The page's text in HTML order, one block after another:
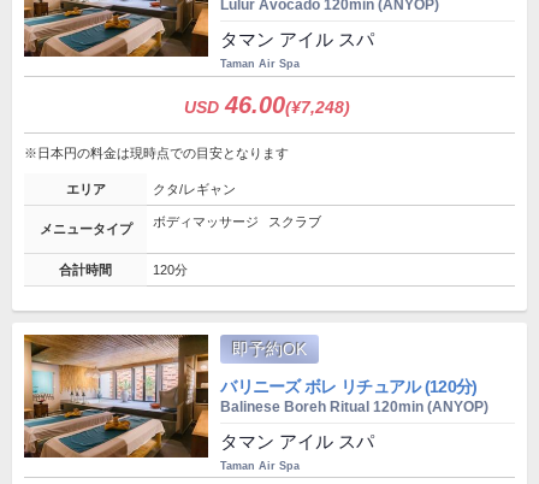
Lulur Avocado 120min (ANYOP)
タマン アイル スパ
Taman Air Spa
USD 46.00(¥7,248)
※日本円の料金は現時点での目安となります
エリア クタ/レギャン
メニュータイプ ボディマッサージ スクラブ
合計時間 120分
即予約OK
バリニーズ ボレ リチュアル (120分)
Balinese Boreh Ritual 120min (ANYOP)
タマン アイル スパ
Taman Air Spa